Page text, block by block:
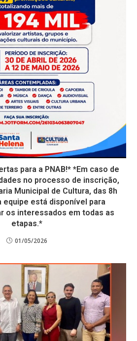
para a PNAB!* *Em caso de
no processo de inscrição,
Municipal de Cultura, das 8h
equipe está disponível para
os interessados em todas as
etapas.*
01/05/2026